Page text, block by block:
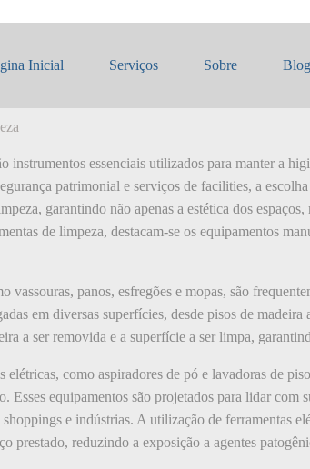
Inicial Serviços Sobre Blog
de limpeza
instrumentos essenciais utilizados para manter a
patrimonial e serviços de facilities, a
garantindo não apenas a estética dos
de limpeza, destacam-se os equipamentos
vassouras, panos, esfregões e mopas, são
em diversas superfícies, desde pisos de
a ser removida e a superfície a ser limpa,
elétricas, como aspiradores de pó e lavadoras de
Esses equipamentos são projetados para lidar com
e indústrias. A utilização de ferramentas
prestado, reduzindo a exposição a agentes